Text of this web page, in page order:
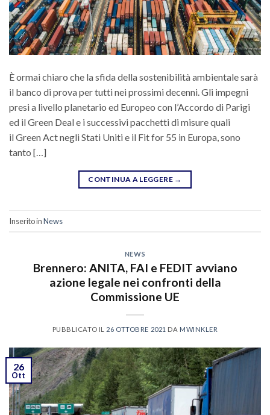
È ormai chiaro che la sfida della sostenibilità ambientale sarà
il banco di prova per tutti nei prossimi decenni. Gli impegni
presi a livello planetario ed Europeo con l’Accordo di Parigi
ed il Green Deal e i successivi pacchetti di misure quali
il Green Act negli Stati Uniti e il Fit for 55 in Europa, sono
tanto […]
CONTINUA A LEGGERE →
Inserito inNews
NEWS
Brennero: ANITA, FAI e FEDIT avviano
azione legale nei confronti della
Commissione UE
PUBBLICATO IL 26 OTTOBRE 2021 DA MWINKLER
26
Ott